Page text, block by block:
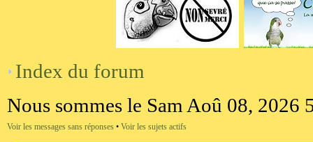
Index du forum
Nous sommes le Sam Aoû 08, 2026
Voir les messages sans réponses • Voir les sujets actifs